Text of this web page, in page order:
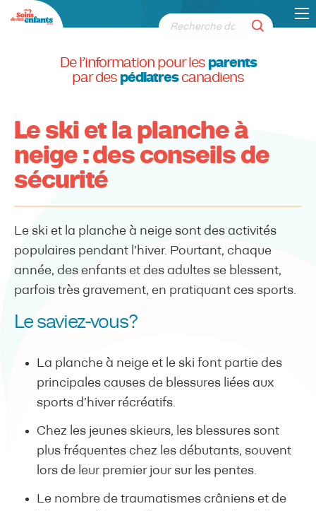
De l’information pour les parents
par des pédiatrescanadiens
Le ski et la planche à
neige : des conseils de
sécurité
Le ski et la planche à neige sont des activités
populaires pendant l’hiver. Pourtant, chaque
année, des enfants et des adultes se blessent,
parfois très gravement, en pratiquant ces sports.
Le saviez-vous?
La planche à neige et le ski font partie des
principales causes de blessures liées aux
sports d’hiver récréatifs.
Chez les jeunes skieurs, les blessures sont
plus fréquentes chez les débutants, souvent
lors de leur premier jour sur les pentes.
Le nombre de traumatismes crâniens et de